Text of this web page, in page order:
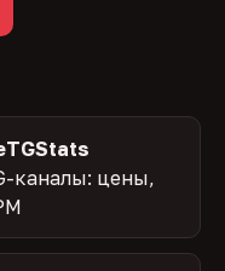
каналы: цены,